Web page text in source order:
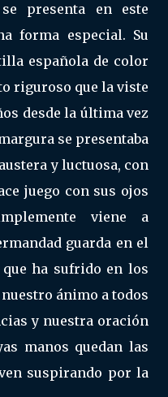
presenta en este
forma especial. Su
española de color
riguroso que la viste
desde la última vez
se presentaba
y luctuosa, con
juego con sus ojos
viene a
guarda en el
ha sufrido en los
ánimo a todos
y nuestra oración
manos quedan las
suspirando por la